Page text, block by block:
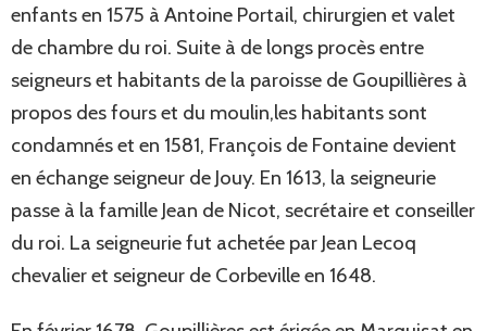
enfants en 1575 à Antoine Portail, chirurgien et valet
de chambre du roi. Suite à de longs procès entre
seigneurs et habitants de la paroisse de Goupillières à
propos des fours et du moulin,les habitants sont
condamnés et en 1581, François de Fontaine devient
en échange seigneur de Jouy. En 1613, la seigneurie
passe à la famille Jean de Nicot, secrétaire et conseiller
du roi. La seigneurie fut achetée par Jean Lecoq
chevalier et seigneur de Corbeville en 1648.